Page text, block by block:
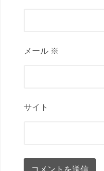
メール ※
サイト